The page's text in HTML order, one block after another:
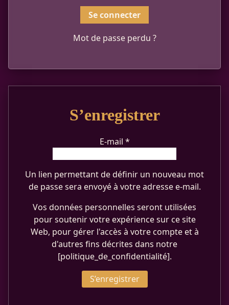
Se connecter
Mot de passe perdu ?
S’enregistrer
E-mail *Obligatoire
Un lien permettant de définir un nouveau mot
de passe sera envoyé à votre adresse e-mail.
Vos données personnelles seront utilisées
pour soutenir votre expérience sur ce site
Web, pour gérer l'accès à votre compte et à
d'autres fins décrites dans notre
[politique_de_confidentialité].
S’enregistrer